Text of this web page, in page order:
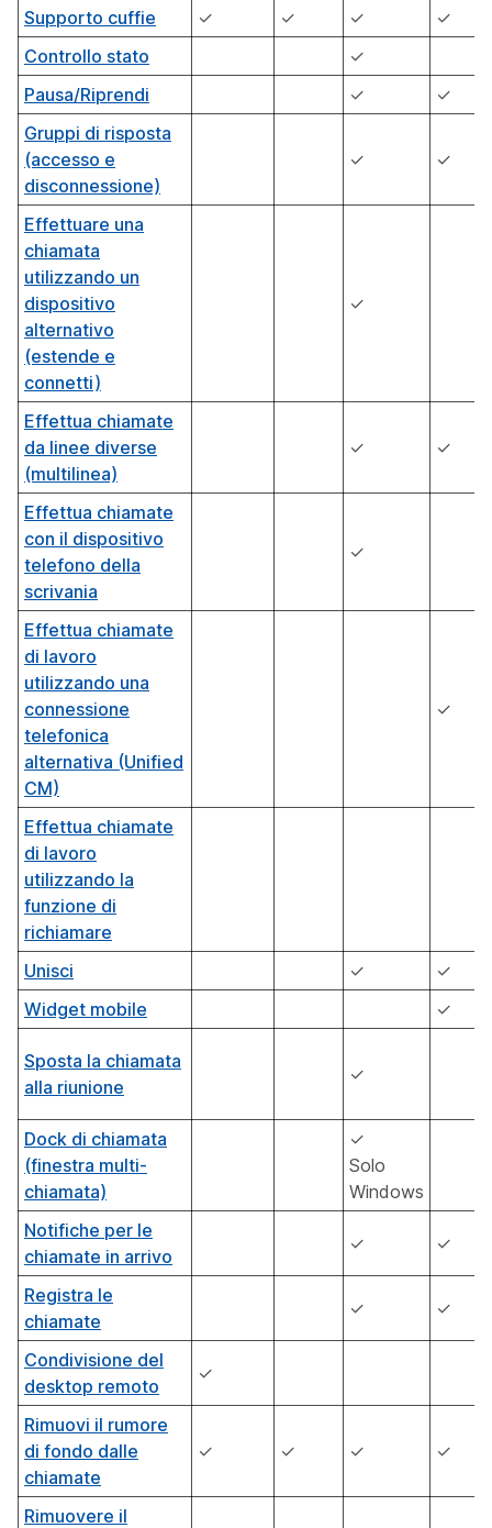
Supporto cuffie ✓ ✓ ✓
✓
Controllo stato
✓
Pausa/Riprendi
✓
✓
Gruppi di risposta
(accesso e
disconnessione)
✓ ✓
Effettuare una
chiamata
utilizzando un
dispositivo
alternativo
(estende e
connetti)
✓
Effettua chiamate
da linee diverse
(multilinea)
✓ ✓
Effettua chiamate
con il dispositivo
telefono della
scrivania
✓
Effettua chiamate
di lavoro
utilizzando una
connessione
telefonica
alternativa (Unified
CM)
✓
Effettua chiamate
di lavoro
utilizzando la
funzione di
richiamare
Unisci
✓
✓
Widget mobile
✓
Sposta la chiamata
alla riunione
✓
Dock di chiamata
(finestra multi-
chiamata)
✓
Solo
Windows
Notifiche per le
chiamate in arrivo
✓ ✓
Registra le
chiamate
✓ ✓
Condivisione del
desktop remoto
✓
Rimuovi il rumore
di fondo dalle
chiamate
✓ ✓ ✓ ✓
Rimuovere il